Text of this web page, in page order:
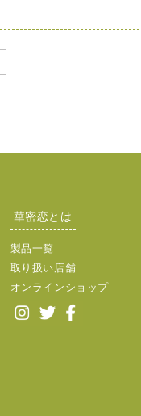
華密恋とは
製品一覧
取り扱い店舗
オンラインショップ